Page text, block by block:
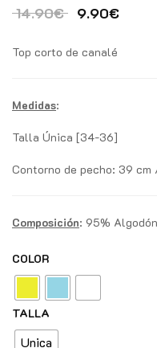
14.90€ El precio
9.90€El
Top corto de canalé
Medidas:
Talla Única [34-36]
Contorno de pecho: 39 cm
Composición: 95%
COLOR
TALLA
Unica